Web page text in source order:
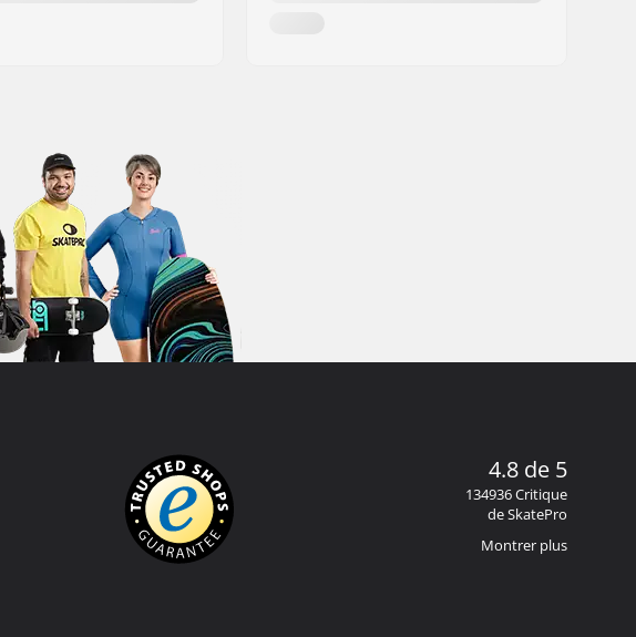
4.8 de 5
134936 Critique
de SkatePro
Montrer plus